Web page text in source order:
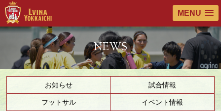
MENU
NEWS
お知らせ 試合情報
フットサル イベント情報